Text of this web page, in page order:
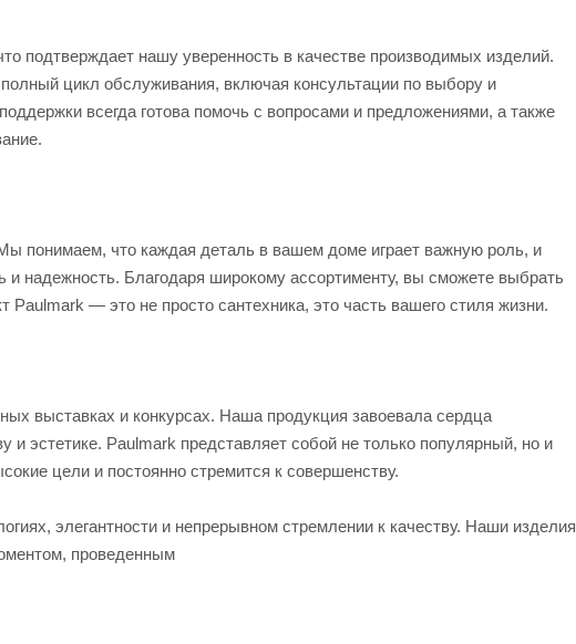
подтверждает нашу уверенность в качестве производимых изделий.
цикл обслуживания, включая консультации по выбору и
всегда готова помочь с вопросами и предложениями, а также
понимаем, что каждая деталь в вашем доме играет важную роль, и
надежность. Благодаря широкому ассортименту, вы сможете выбрать
— это не просто сантехника, это часть вашего стиля жизни.
выставках и конкурсах. Наша продукция завоевала сердца
эстетике. Paulmark представляет собой не только популярный, но и
цели и постоянно стремится к совершенству.
элегантности и непрерывном стремлении к качеству. Наши изделия
проведенным